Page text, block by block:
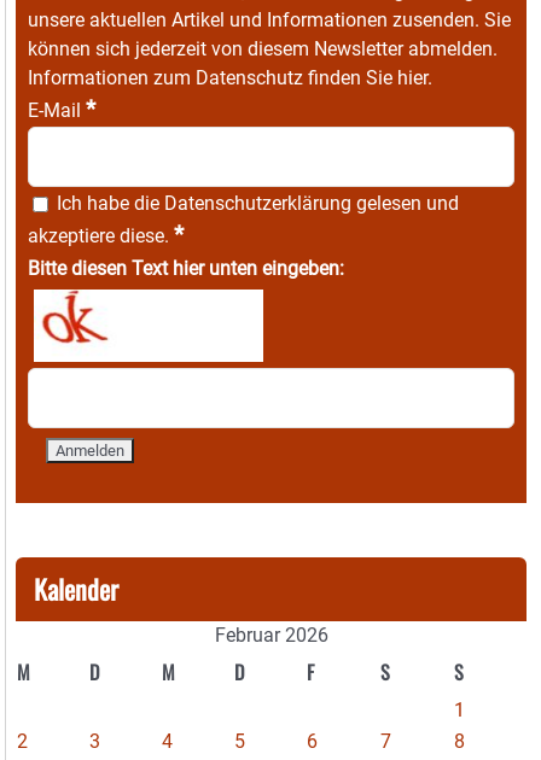
unsere aktuellen Artikel und Informationen zusenden. Sie
können sich jederzeit von diesem Newsletter abmelden.
Informationen zum Datenschutz finden Sie hier.
E-Mail *
Ich habe die Datenschutzerklärung gelesen und
akzeptiere diese. *
Bitte diesen Text hier unten eingeben:
Kalender
Februar 2026
M D M D F S S
1
2
3 4 5 6 7
8